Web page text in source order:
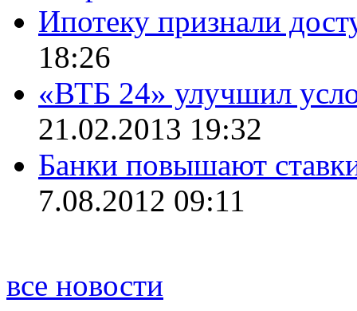
Ипотеку признали
18:26
«ВТБ 24» улучшил
21.02.2013 19:32
Банки повышают
7.08.2012 09:11
все новости